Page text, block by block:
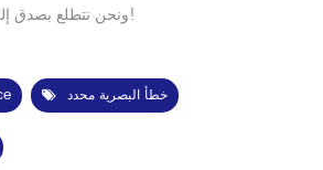
ونحن نتطلع بصدق إلى بناء علاقة تجارية معك!
خطأ البصرية محدد